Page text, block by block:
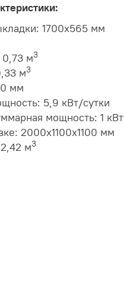
1700x565 мм
0,73 м3
м3
мм
5,9 кВт/сутки
мощность: 1 кВт
2000x1100x1100 мм
м3